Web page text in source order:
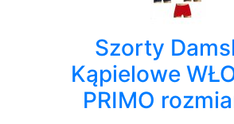
Szorty
Kąpielowe
PRIMO